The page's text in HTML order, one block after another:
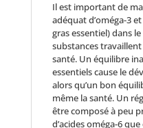
Il est important de
adéquat d’oméga-3
gras essentiel) dans
substances
santé. Un équilibre
essentiels cause le
alors qu’un bon
même la santé. Un
être composé à peu
d’acides oméga-6 que